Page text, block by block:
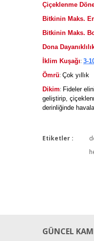
Çiçeklenme
Bitkinin Maks.
Bitkinin Maks.
Dona
İklim Kuşağı: 3-
Ömrü: Çok yıllık
Dikim: Fideler
geliştirip,
derinliğinde
Etiketler :
GÜNCEL